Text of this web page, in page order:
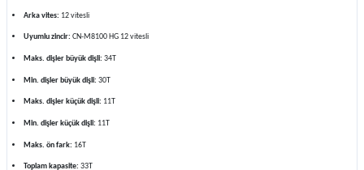
Arka vites: 12 vitesli
Uyumlu zincir: CN-M8100 HG 12 vitesli
Maks. dişler büyük dişli: 34T
Min. dişler büyük dişli: 30T
Maks. dişler küçük dişli: 11T
Min. dişler küçük dişli: 11T
Maks. ön fark: 16T
Toplam kapasite: 33T